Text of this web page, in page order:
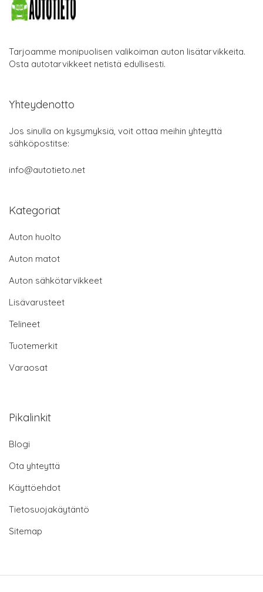
Tarjoamme monipuolisen valikoiman auton lisätarvikkeita.
Osta autotarvikkeet netistä edullisesti.
Yhteydenotto
Jos sinulla on kysymyksiä, voit ottaa meihin yhteyttä
sähköpostitse:
info@autotieto.net
Kategoriat
Auton huolto
Auton matot
Auton sähkötarvikkeet
Lisävarusteet
Telineet
Tuotemerkit
Varaosat
Pikalinkit
Blogi
Ota yhteyttä
Käyttöehdot
Tietosuojakäytäntö
Sitemap